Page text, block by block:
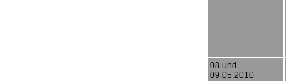
08.und
09.05.2010